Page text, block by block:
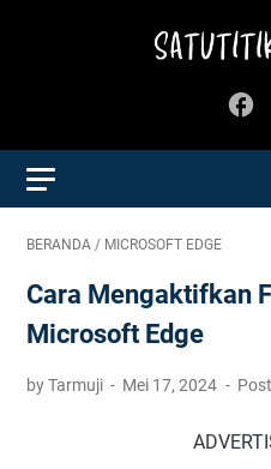
BERANDA / MICROSOFT EDGE
Cara Mengaktifkan
Microsoft Edge
by Tarmuji Mei 17, 2024